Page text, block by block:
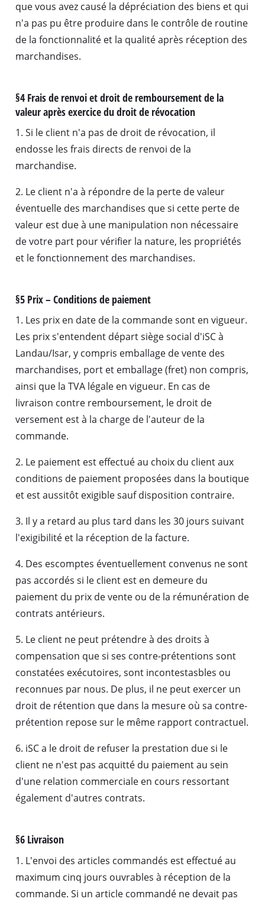
que vous avez causé la dépréciation des biens et qui
n'a pas pu être produire dans le contrôle de routine
de la fonctionnalité et la qualité après réception des
marchandises.
§4 Frais de renvoi et droit de remboursement de la
valeur après exercice du droit de révocation
1. Si le client n'a pas de droit de révocation, il
endosse les frais directs de renvoi de la
marchandise.
2. Le client n'a à répondre de la perte de valeur
éventuelle des marchandises que si cette perte de
valeur est due à une manipulation non nécessaire
de votre part pour vérifier la nature, les propriétés
et le fonctionnement des marchandises.
§5 Prix – Conditions de paiement
1. Les prix en date de la commande sont en vigueur.
Les prix s'entendent départ siège social d'iSC à
Landau/Isar, y compris emballage de vente des
marchandises, port et emballage (fret) non compris,
ainsi que la TVA légale en vigueur. En cas de
livraison contre remboursement, le droit de
versement est à la charge de l'auteur de la
commande.
2. Le paiement est effectué au choix du client aux
conditions de paiement proposées dans la boutique
et est aussitôt exigible sauf disposition contraire.
3. Il y a retard au plus tard dans les 30 jours suivant
l'exigibilité et la réception de la facture.
4. Des escomptes éventuellement convenus ne sont
pas accordés si le client est en demeure du
paiement du prix de vente ou de la rémunération de
contrats antérieurs.
5. Le client ne peut prétendre à des droits à
compensation que si ses contre-prétentions sont
constatées exécutoires, sont incontestasbles ou
reconnues par nous. De plus, il ne peut exercer un
droit de rétention que dans la mesure où sa contre-
prétention repose sur le même rapport contractuel.
6. iSC a le droit de refuser la prestation due si le
client ne n'est pas acquitté du paiement au sein
d'une relation commerciale en cours ressortant
également d'autres contrats.
§6 Livraison
1. L'envoi des articles commandés est effectué au
maximum cinq jours ouvrables à réception de la
commande. Si un article commandé ne devait pas